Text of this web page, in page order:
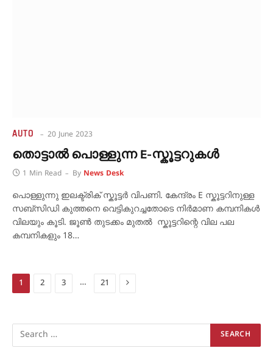
AUTO 20 June 2023
തൊട്ടാൽ പൊള്ളുന്ന E-സ്കൂട്ടറുകൾ
1 Min Read By News Desk
പൊള്ളുന്നു ഇലക്ട്രിക് സ്കൂട്ടർ വിപണി. കേന്ദ്രം E സ്കൂട്ടറിനുള്ള
സബ്സിഡി കുത്തനെ വെട്ടികുറച്ചതോടെ നിർമാണ കമ്പനികൾ
വിലയും കൂടി. ജൂൺ തുടക്കം മുതൽ സ്കൂട്ടറിന്റെ വില പല
കമ്പനികളും 18…
1 2 3 … 21 Next